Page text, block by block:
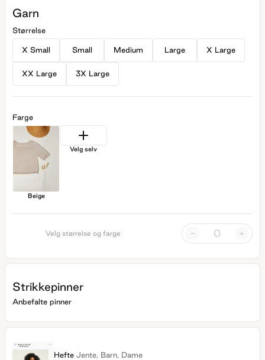
Garn
Størrelse
X Small Small Medium Large X Large
XX Large 3X Large
Farge
Beige
Velg selv
Velg størrelse og farge - +
Strikkepinner
Anbefalte pinner
Hefte Jente, Barn, Dame